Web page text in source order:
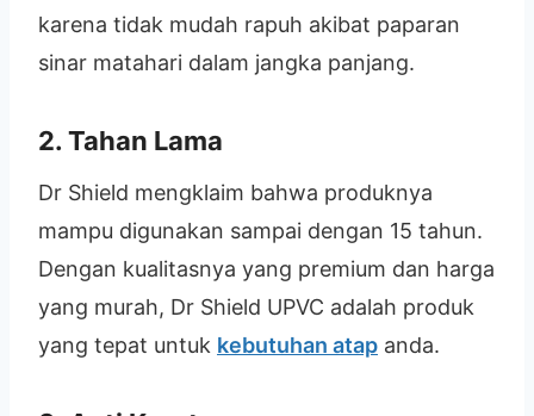
karena tidak mudah rapuh akibat paparan
sinar matahari dalam jangka panjang.
2. Tahan Lama
Dr Shield mengklaim bahwa produknya
mampu digunakan sampai dengan 15 tahun.
Dengan kualitasnya yang premium dan harga
yang murah, Dr Shield UPVC adalah produk
yang tepat untuk kebutuhan atap anda.